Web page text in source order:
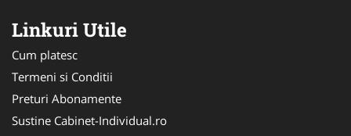
Linkuri Utile
Cum platesc
Termeni si Conditii
Preturi Abonamente
Sustine Cabinet-Individual.ro